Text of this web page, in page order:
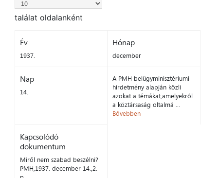
találat oldalanként
Év
1937.
Hónap
december
Nap
14.
A PMH belügyminisztériumi
hirdetmény alapján közli
azokat a témákat,amelyekről
a köztársaság oltalmá ...
Bővebben
Kapcsolódó
dokumentum
Miről nem szabad beszélni?
PMH,1937. december 14.,2.